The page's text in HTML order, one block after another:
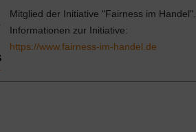
Mitglied der Initiative "Fairness im Handel".
Informationen zur Initiative:
https://www.fairness-im-handel.de